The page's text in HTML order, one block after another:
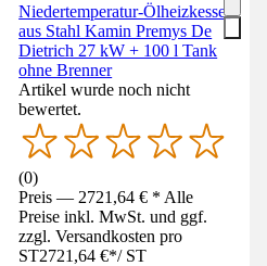
Niedertemperatur-Ölheizkessel
aus Stahl Kamin Premys De
Dietrich 27 kW + 100 l Tank
ohne Brenner
Artikel wurde noch nicht
bewertet.
(0)
Preis — 2721,64 € * Alle
Preise inkl. MwSt. und ggf.
zzgl. Versandkosten pro
ST2721,64 €*/ ST